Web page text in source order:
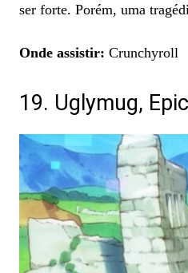
ser forte. Porém, uma
Onde assistir: Crunchyroll
19. Uglymug,